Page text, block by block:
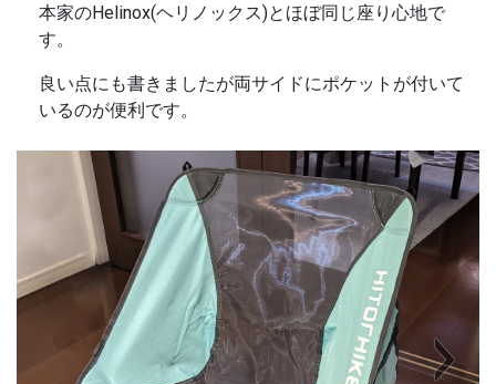
本家のHelinox(ヘリノックス)とほぼ同じ座り心地で
す。
良い点にも書きましたが両サイドにポケットが付いて
いるのが便利です。
Next